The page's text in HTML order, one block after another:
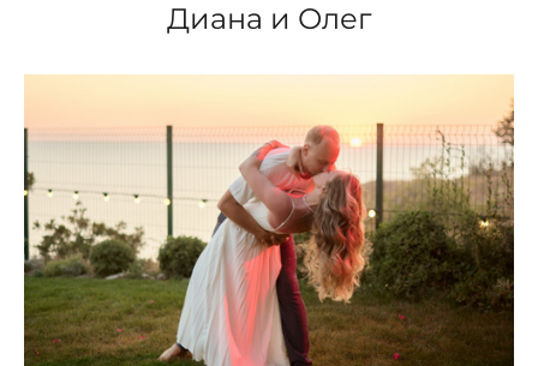
Диана и Олег